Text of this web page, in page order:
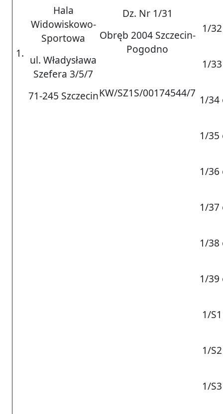
1.
Hala
Widowiskowo-
Sportowa
ul. Władysława
Szefera 3/5/7
71-245 Szczecin
Dz. Nr 1/31
Obręb 2004 Szczecin-
Pogodno
KW/SZ1S/00174544/7
1/
1/
1/34
1/35
1/36
1/37
1/38
1/39
1/
1/
1/